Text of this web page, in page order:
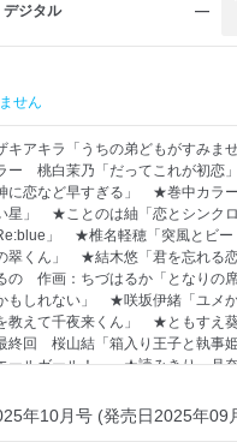
]
った雨木（あまぎ）さん。彼女が
コミックス
す！]
ら』の春江先生登場♪ 人気アイド
コミックス
デジタル ―
せん
アキラ「うちの弟どもがすみま
桃白茉乃「だってこれが初
に恋など早すぎる」 ★巻中カラ
星」 ★ことのは紬「恋とシンク
」 ★椎名軽穂「突風とビ
翠くん」 ★結木悠「君を忘れる
作画：ちづはるか「となりの
もしれない」 ★咲坂伊緒「ユメ
えて千夜来くん」 ★ともすえ
回 桜山結「箱入り王子と執事
ールガール！」 ★読みきり 月
ろく［別マ BABY 1月号］…カ
ぐみ、絢瀬もも子、三井さや、浅
年10月号 (発売日2025年09